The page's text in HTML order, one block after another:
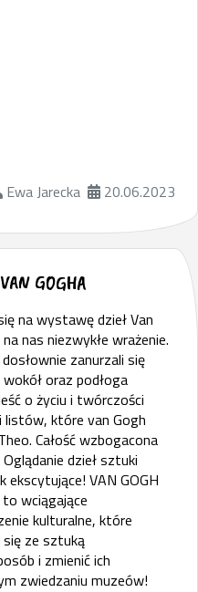
Ewa Jarecka 20.06.2023
GOGHA
na wystawę dzieł Van
nas niezwykłe wrażenie.
zanurzali się
oraz podłoga
o życiu i twórczości
listów, które van Gogh
Całość wzbogacona
dzieł sztuki
ekscytujące! VAN GOGH
wciągające
kulturalne, które
ze sztuką
i zmienić ich
zwiedzaniu muzeów!